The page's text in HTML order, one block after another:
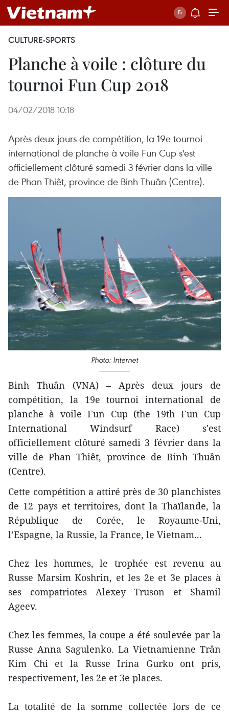
CULTURE-SPORTS
Planche à voile : clôture du
tournoi Fun Cup 2018
04/02/2018 10:18
Après deux jours de compétition, la 19e tournoi
international de planche à voile Fun Cup s'est
officiellement clôturé samedi 3 février dans la ville
de Phan Thiêt, province de Binh Thuân (Centre).
Photo: Internet
Binh Thuân (VNA) – Après deux jours de
compétition, la 19e tournoi international de
planche à voile Fun Cup (the 19th Fun Cup
International Windsurf Race) s'est
officiellement clôturé samedi 3 février dans la
ville de Phan Thiêt, province de Binh Thuân
(Centre).
Cette compétition a attiré près de 30 planchistes
de 12 pays et territoires, dont la Thaïlande, la
République de Corée, le Royaume-Uni,
l’Espagne, la Russie, la France, le Vietnam...
​Chez les hommes, le trophée est revenu au
Russe Marsim Koshrin, et les 2e et 3e places à
ses compatriotes Alexey Truson et Shamil
Ageev.
Chez les femmes, l​a coupe a été soulevée par la
Russe Anna Sagulenko. La Vietnamienne Trân
Kim Chi et la Russe Irina Gurko ont ​pris,
respectivement​, les 2e et 3e places.
La totalité de la somme collectée lors de ce